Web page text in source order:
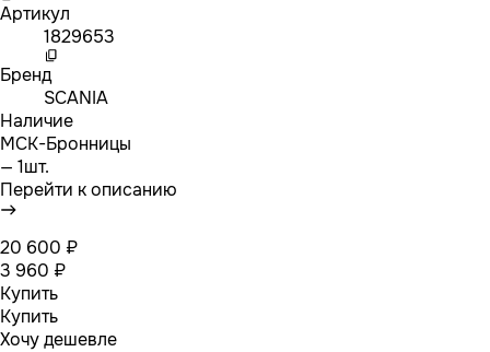
Артикул
1829653
Бренд
SCANIA
Наличие
МСК-Бронницы
— 1шт.
Перейти к описанию
20 600 ₽
3 960 ₽
Купить
Купить
Хочу дешевле